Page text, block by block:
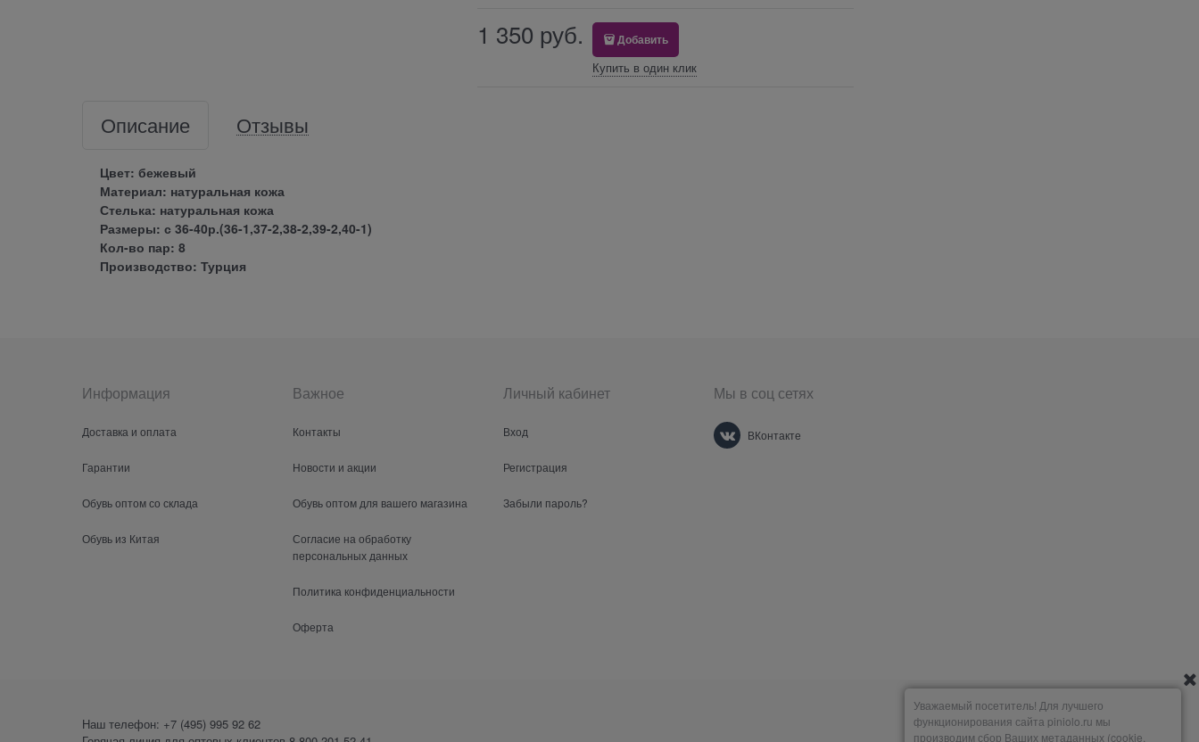
1 350 руб. Добавить
Купить в один клик
Описание Отзывы
Цвет: бежевый
Материал: натуральная кожа
Стелька: натуральная кожа
Размеры: с 36-40р.(36-1,37-2,38-2,39-2,40-1)
Кол-во пар: 8
Производство: Турция
Информация
Доставка и оплата
Гарантии
Обувь оптом со склада
Обувь из Китая
Важное
Контакты
Новости и акции
Обувь оптом для вашего магазина
Согласие на обработку
персональных данных
Политика конфиденциальности
Оферта
Личный кабинет
Вход
Регистрация
Забыли пароль?
Мы в соц сетях
ВКонтакте
Наш телефон: +7 (495) 995 92 62
Уважаемый посетитель! Для лучшего
функционирования сайта piniolo.ru мы
производим сбор Ваших метаданных (cookie,